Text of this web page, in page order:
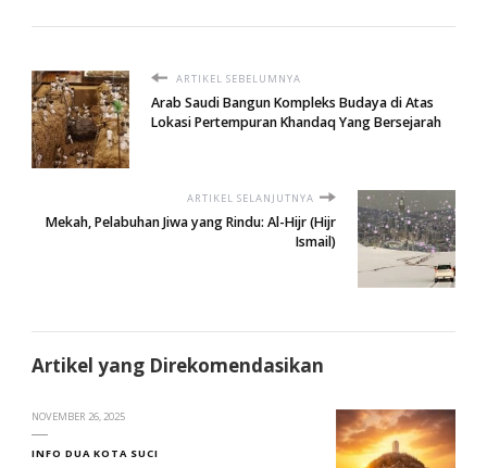
ARTIKEL SEBELUMNYA
Arab Saudi Bangun Kompleks Budaya di Atas
Lokasi Pertempuran Khandaq Yang Bersejarah
ARTIKEL SELANJUTNYA
Mekah, Pelabuhan Jiwa yang Rindu: Al-Hijr (Hijr
Ismail)
Artikel yang Direkomendasikan
NOVEMBER 26, 2025
INFO DUA KOTA SUCI